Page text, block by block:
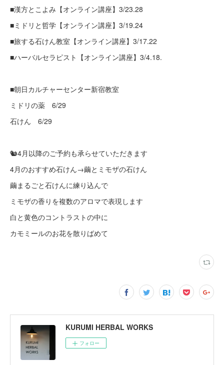
■漢方とこよみ【オンライン講座】3/23.28
■ミドリと哲学【オンライン講座】3/19.24
■旅する石けん教室【オンライン講座】3/17.22
■ハーバルセラピスト【オンライン講座】3/4.18.
■朝日カルチャーセンター新宿教室
ミドリの薬 6/29
石けん 6/29
🐿️4月以降のご予約も承らせていただきます
4月のおすすめ石けん→繭とミモザの石けん
繭まるごと石けんに練り込んで
ミモザの香りを複数のアロマで表現します
白と黄色のコントラストの中に
カモミールのお花を散りばめて
KURUMI HERBAL WORKS
フォロー